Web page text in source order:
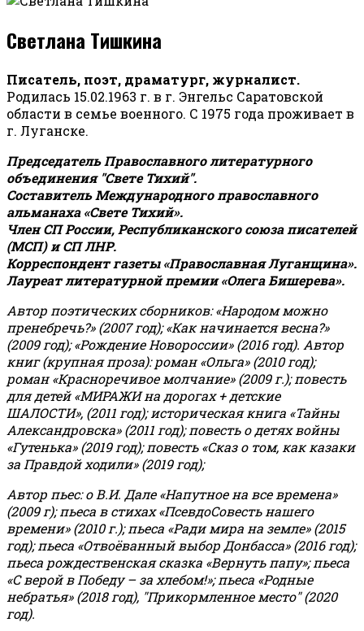
Светлана Тишкина
Писатель, поэт, драматург, журналист.
Родилась 15.02.1963 г. в г. Энгельс Саратовской
области в семье военного. С 1975 года проживает в
г. Луганске.
Председатель Православного литературного
объединения "Свете Тихий".
Составитель Международного православного
альманаха «Свете Тихий».
Член СП России, Республиканского союза писателей
(МСП) и СП ЛНР.
Корреспондент газеты «Православная Луганщина».
Лауреат литературной премии «Олега Бишерева».
Автор поэтических сборников: «Народом можно
пренебречь?» (2007 год); «Как начинается весна?»
(2009 год); «Рождение Новороссии» (2016 год). Автор
книг (крупная проза): роман «Ольга» (2010 год);
роман «Красноречивое молчание» (2009 г.); повесть
для детей «МИРАЖИ на дорогах + детские
ШАЛОСТИ», (2011 год); историческая книга «Тайны
Александровска» (2011 год); повесть о детях войны
«Гутенька» (2019 год); повесть «Сказ о том, как казаки
за Правдой ходили» (2019 год);
Автор пьес: о В.И. Дале «Напутное на все времена»
(2009 г); пьеса в стихах «ПсевдоСовесть нашего
времени» (2010 г.); пьеса «Ради мира на земле» (2015
год); пьеса «Отвоёванный выбор Донбасса» (2016 год);
пьеса рождественская сказка «Вернуть папу»; пьеса
«С верой в Победу – за хлебом!»;пьеса «Родные
небратья» (2018 год), "Прикормленное место" (2020
год).